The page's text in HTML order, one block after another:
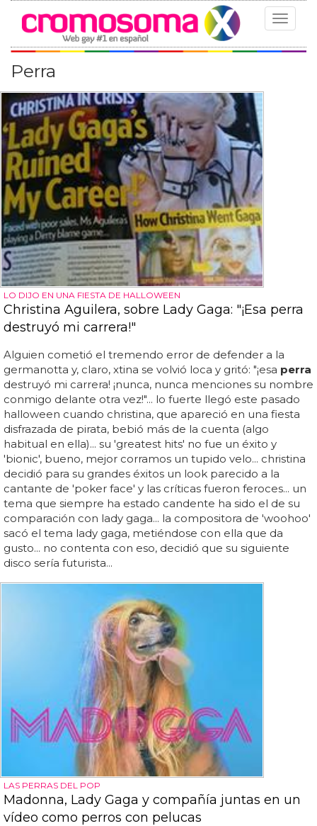
Toggle
Perra
LO DIJO EN UNA FIESTA DE HALLOWEEN
Christina Aguilera, sobre Lady Gaga: "¡Esa perra
destruyó mi carrera!"
Alguien cometió el tremendo error de defender a la
germanotta y, claro, xtina se volvió loca y gritó: "¡esa perra
destruyó mi carrera! ¡nunca, nunca menciones su nombre
conmigo delante otra vez!"... lo fuerte llegó este pasado
halloween cuando christina, que apareció en una fiesta
disfrazada de pirata, bebió más de la cuenta (algo
habitual en ella)... su 'greatest hits' no fue un éxito y
'bionic', bueno, mejor corramos un tupido velo... christina
decidió para su grandes éxitos un look parecido a la
cantante de 'poker face' y las críticas fueron feroces... un
tema que siempre ha estado candente ha sido el de su
comparación con lady gaga... la compositora de 'woohoo'
sacó el tema lady gaga, metiéndose con ella que da
gusto... no contenta con eso, decidió que su siguiente
disco sería futurista...
LAS PERRAS DEL POP
Madonna, Lady Gaga y compañía juntas en un
vídeo como perros con pelucas